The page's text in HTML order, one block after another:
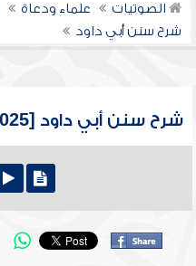
الصوتيات علماء ودعاة
شرح سنن أبي داود
شرح سنن أبي داود [025]